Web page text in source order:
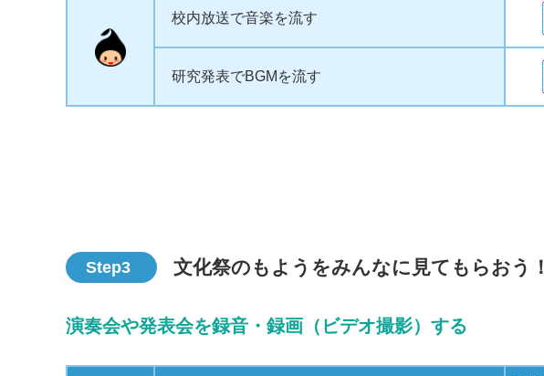
校内放送で音楽を流す
研究発表でBGMを流す
Step3 文化祭のもようをみんなに見てもらおう！
演奏会や発表会を録音・録画（ビデオ撮影）する